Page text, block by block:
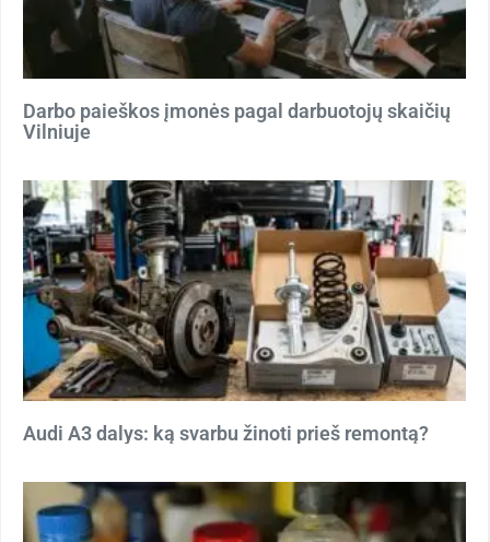
Darbo paieškos įmonės pagal darbuotojų skaičių
Vilniuje
Audi A3 dalys: ką svarbu žinoti prieš remontą?